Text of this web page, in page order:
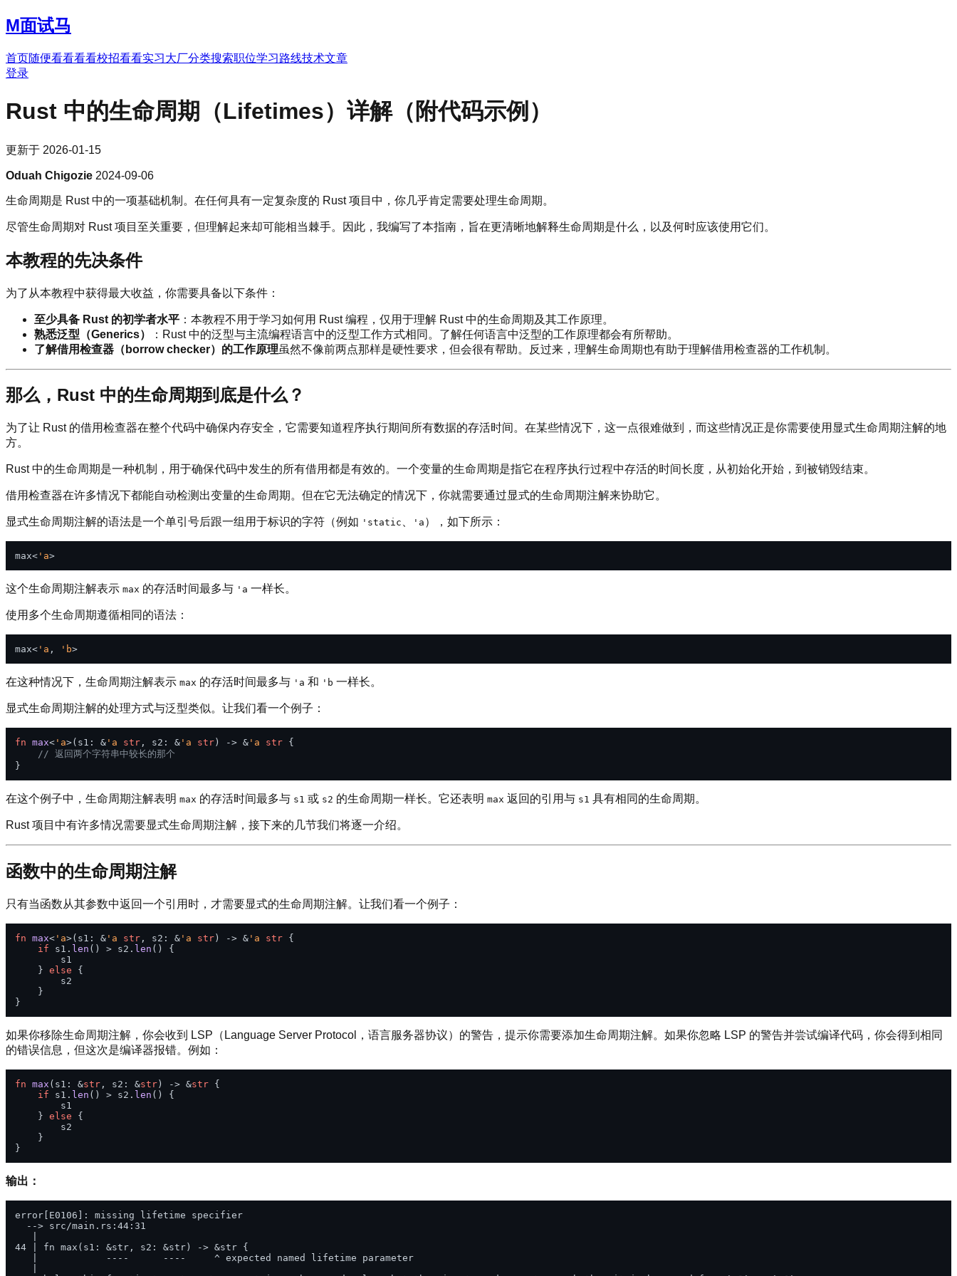
M面试马
首页随便看看看看校招看看实习大厂分类搜索职位学习路线技术文章
登录
Rust 中的生命周期（Lifetimes）详解（附代码示例）
更新于 2026-01-15
Oduah Chigozie 2024-09-06
生命周期是 Rust 中的一项基础机制。在任何具有一定复杂度的 Rust 项目中，你几乎肯定需要处理生命周期。
尽管生命周期对 Rust 项目至关重要，但理解起来却可能相当棘手。因此，我编写了本指南，旨在更清晰地解释生命周期是什么，以及何时应该使用它们。
本教程的先决条件
为了从本教程中获得最大收益，你需要具备以下条件：
至少具备 Rust 的初学者水平 ：本教程不用于学习如何用 Rust 编程，仅用于理解 Rust 中的生命周期及其工作原理。
熟悉泛型（Generics）
：Rust 中的泛型与主流编程语言中的泛型工作方式相同。了解任何语言中泛型的工作原理都会有所帮助。
了解借用检查器（borrow checker）的工作原理虽然不像前两点那样是硬性要求，但会很有帮助。反过来，理解生命周期也有助于理解借用检查器的工作机制。
那么，Rust 中的生命周期到底是什么？
为了让 Rust 的借用检查器在整个代码中确保内存安全，它需要知道程序执行期间所有数据的存活时间。在某些情况下，这一点很难做到，而这些情况正是你需要使用显式生命周期注解的地
方。
Rust 中的生命周期是一种机制，用于确保代码中发生的所有借用都是有效的。一个变量的生命周期是指它在程序执行过程中存活的时间长度，从初始化开始，到被销毁结束。
借用检查器在许多情况下都能自动检测出变量的生命周期。但在它无法确定的情况下，你就需要通过显式的生命周期注解来协助它。
显式生命周期注解的语法是一个单引号后跟一组用于标识的字符（例如 'static 'a ），如下所示：
max< 'a
这个生命周期注解表示 max 的存活时间最多与 'a 一样长。
使用多个生命周期遵循相同的语法：
max< 'a , 'b
在这种情况下，生命周期注解表示 max 的存活时间最多与 'a 和 'b 一样长。
显式生命周期注解的处理方式与泛型类似。让我们看一个例子：
fn max< 'a>(s1: & 'a str , s2: & 'a str ) -> & 'a str {
// 返回两个字符串中较长的那个
在这个例子中，生命周期注解表明 max 的存活时间最多与 s1 或 s2 的生命周期一样长。它还表明 max 返回的引用与 s1 具有相同的生命周期。
Rust 项目中有许多情况需要显式生命周期注解，接下来的几节我们将逐一介绍。
函数中的生命周期注解
只有当函数从其参数中返回一个引用时，才需要显式的生命周期注解。让我们看一个例子：
fn max< 'a>(s1: & 'a str , s2: & 'a str ) -> & 'a str {
if s1. len () > s2. len () {
        s1
    }
else {
        s2
    }
如果你移除生命周期注解，你会收到 LSP（Language Server Protocol，语言服务器协议）的警告，提示你需要添加生命周期注解。如果你忽略 LSP 的警告并尝试编译代码，你会得到相同
的错误信息，但这次是编译器报错。例如：
fn max (s1: &str , s2: &str ) -> &str {
if s1. len () > s2. len () {
        s1
    }
else {
        s2
    }
输出：
error[E0106]: missing lifetime specifier
  --> src/main.rs:44:31
44 | fn max(s1: &str, s2: &str) -> &str {
   |            ----      ----     ^ expected named lifetime parameter